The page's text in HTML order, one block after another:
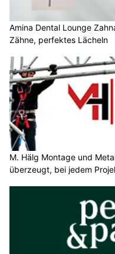
Amina Dental Lounge
Zähne, perfektes Lächeln
M. Hälg Montage und
überzeugt, bei jedem